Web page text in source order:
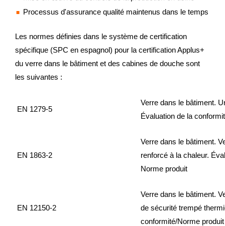
Processus d'assurance qualité maintenus dans le temps
Les normes définies dans le système de certification
spécifique (SPC en espagnol) pour la certification Applus+
du verre dans le bâtiment et des cabines de douche sont
les suivantes :
EN 1279-5
Verre dans le bâtiment.
Évaluation de la
EN 1863-2
Verre dans le bâtiment.
renforcé à la chaleur.
Norme produit
EN 12150-2
Verre dans le bâtiment.
de sécurité trempé
conformité/Norme produit